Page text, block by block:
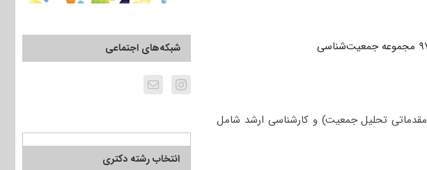
تحلیل جمعیت) و کارشناسی ارشد شامل
شبکه‌های اجتماعی
انتخاب رشته دکتری